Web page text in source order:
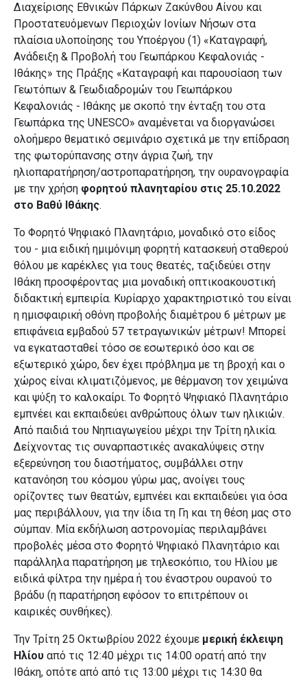
Διαχείρισης Εθνικών Πάρκων Ζακύνθου Αίνου και
Προστατευόμενων Περιοχών Ιονίων Νήσων στα
πλαίσια υλοποίησης του Υποέργου (1) «Καταγραφή,
Ανάδειξη & Προβολή του Γεωπάρκου Κεφαλονιάς -
Ιθάκης» της Πράξης «Καταγραφή και παρουσίαση των
Γεωτόπων & Γεωδιαδρομών του Γεωπάρκου
Κεφαλονιάς - Ιθάκης με σκοπό την ένταξη του στα
Γεωπάρκα της UNESCO» αναμένεται να διοργανώσει
ολοήμερο θεματικό σεμινάριο σχετικά με την επίδραση
της φωτορύπανσης στην άγρια ζωή, την
ηλιοπαρατήρηση/αστροπαρατήρηση, την ουρανογραφία
με την χρήση φορητού πλανηταρίου στις 25.10.2022
στο Βαθύ Ιθάκης.
Το Φορητό Ψηφιακό Πλανητάριο, μοναδικό στο είδος
του - μια ειδική ημιμόνιμη φορητή κατασκευή σταθερού
θόλου με καρέκλες για τους θεατές, ταξιδεύει στην
Ιθάκη προσφέροντας μια μοναδική οπτικοακουστική
διδακτική εμπειρία. Κυρίαρχο χαρακτηριστικό του είναι
η ημισφαιρική οθόνη προβολής διαμέτρου 6 μέτρων με
επιφάνεια εμβαδού 57 τετραγωνικών μέτρων! Μπορεί
να εγκατασταθεί τόσο σε εσωτερικό όσο και σε
εξωτερικό χώρο, δεν έχει πρόβλημα με τη βροχή και ο
χώρος είναι κλιματιζόμενος, με θέρμανση τον χειμώνα
και ψύξη το καλοκαίρι. Το Φορητό Ψηφιακό Πλανητάριο
εμπνέει και εκπαιδεύει ανθρώπους όλων των ηλικιών.
Από παιδιά του Νηπιαγωγείου μέχρι την Τρίτη ηλικία.
Δείχνοντας τις συναρπαστικές ανακαλύψεις στην
εξερεύνηση του διαστήματος, συμβάλλει στην
κατανόηση του κόσμου γύρω μας, ανοίγει τους
ορίζοντες των θεατών, εμπνέει και εκπαιδεύει για όσα
μας περιβάλλουν, για την ίδια τη Γη και τη θέση μας στο
σύμπαν. Μία εκδήλωση αστρονομίας περιλαμβάνει
προβολές μέσα στο Φορητό Ψηφιακό Πλανητάριο και
παράλληλα παρατήρηση με τηλεσκόπιο, του Ηλίου με
ειδικά φίλτρα την ημέρα ή του έναστρου ουρανού το
βράδυ (η παρατήρηση εφόσον το επιτρέπουν οι
καιρικές συνθήκες).
Την Τρίτη 25 Οκτωβρίου 2022 έχουμε μερική έκλειψη
Ηλίου από τις 12:40 μέχρι τις 14:00 ορατή από την
Ιθάκη, οπότε από από τις 13:00 μέχρι τις 14:30 θα